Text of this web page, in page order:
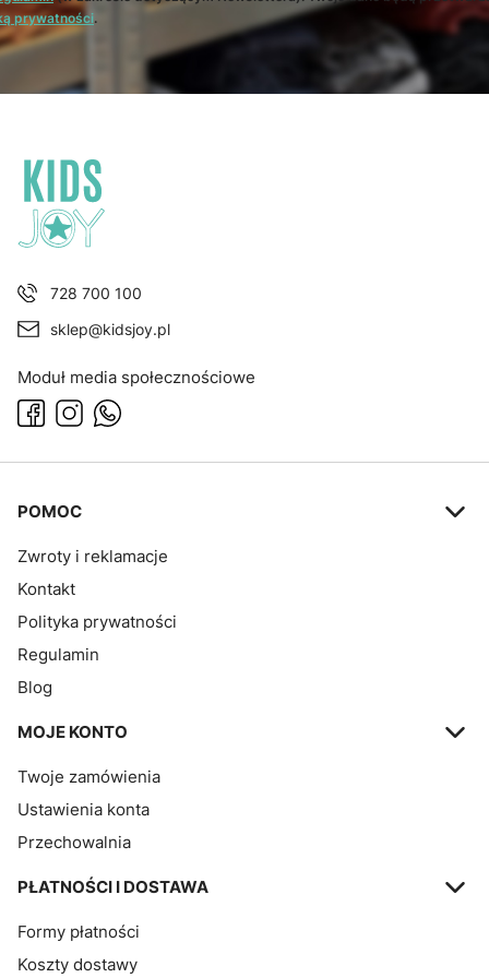
prywatności.
728 700 100
sklep@kidsjoy.pl
Moduł media społecznościowe
Linki w stopce
POMOC
Zwroty i reklamacje
Kontakt
Polityka prywatności
Regulamin
Blog
MOJE KONTO
Twoje zamówienia
Ustawienia konta
Przechowalnia
PŁATNOŚCI I DOSTAWA
Formy płatności
Koszty dostawy